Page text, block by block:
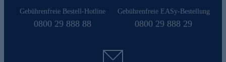
Gebührenfreie Bestell-Hotline
0800 29 888 88
Gebührenfreie EASy-Bestellung
0800 29 888 29